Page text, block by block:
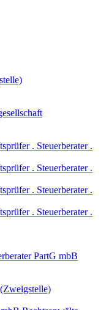
. Steuerberater .
. Steuerberater .
. Steuerberater .
. Steuerberater .
PartG mbB